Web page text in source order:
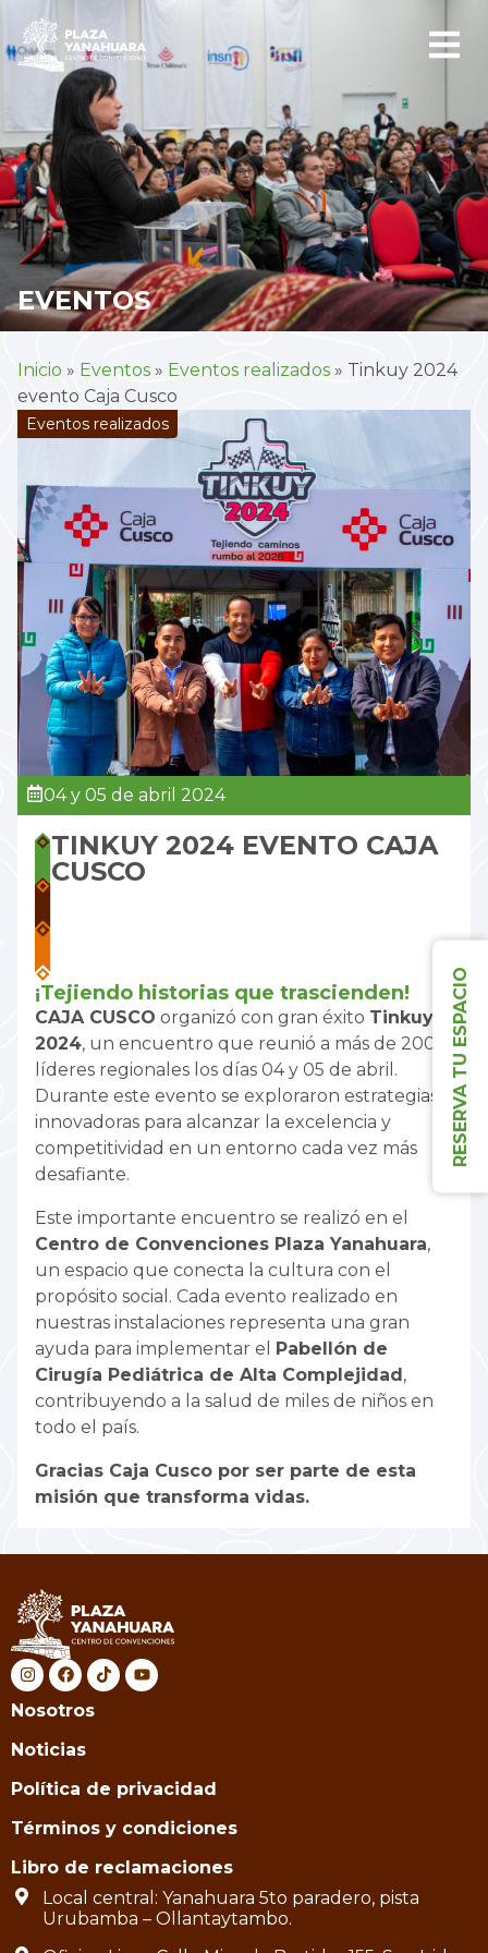
RESERVA TU ESPACIO
EVENTOS
Inicio » Eventos » Eventos realizados » Tinkuy 2024
evento Caja Cusco
Eventos realizados
04 y 05 de abril 2024
TINKUY 2024 EVENTO CAJA
CUSCO
¡Tejiendo historias que trascienden!
CAJA CUSCO organizó con gran éxito Tinkuy
2024, un encuentro que reunió a más de 200
líderes regionales los días 04 y 05 de abril.
Durante este evento se exploraron estrategias
innovadoras para alcanzar la excelencia y
competitividad en un entorno cada vez más
desafiante.
Este importante encuentro se realizó en el
Centro de Convenciones Plaza Yanahuara,
un espacio que conecta la cultura con el
propósito social. Cada evento realizado en
nuestras instalaciones representa una gran
ayuda para implementar el Pabellón de
Cirugía Pediátrica de Alta Complejidad,
contribuyendo a la salud de miles de niños en
todo el país.
Gracias Caja Cusco por ser parte de esta
misión que transforma vidas.
Nosotros
Noticias
Política de privacidad
Términos y condiciones
Libro de reclamaciones
Local central: Yanahuara 5to paradero, pista
Urubamba – Ollantaytambo.